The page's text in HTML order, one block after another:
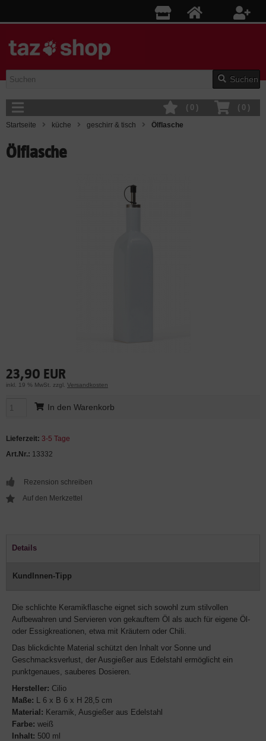
Suchen
( 0 )
( 0 )
Startseite küche geschirr & tisch Ölflasche
Ölflasche
23,90 EUR
inkl. 19 % MwSt. zzgl. Versandkosten
In den Warenkorb
Lieferzeit: 3-5 Tage
Art.Nr.: 13332
Rezension schreiben
Details
KundInnen-Tipp
Die schlichte Keramikflasche eignet sich sowohl zum stilvollen
Aufbewahren und Servieren von gekauftem Öl als auch für eigene Öl-
oder Essigkreationen, etwa mit Kräutern oder Chili.
Das blickdichte Material schützt den Inhalt vor Sonne und
Geschmacksverlust, der Ausgießer aus Edelstahl ermöglicht ein
punktgenaues, sauberes Dosieren.
Hersteller: Cilio
Maße: L 6 x B 6 x H 28,5 cm
Material: Keramik, Ausgießer aus Edelstahl
Farbe: weiß
Inhalt: 500 ml